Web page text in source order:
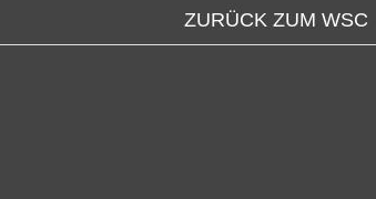
ZURÜCK ZUM WSC